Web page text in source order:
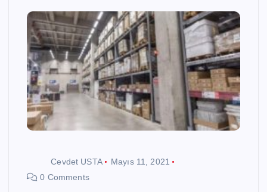
Cevdet USTA
Mayıs 11, 2021
0 Comments